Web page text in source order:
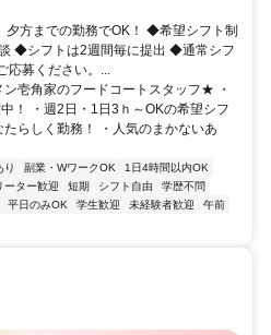
夕方までの勤務でOK！ ◆希望シフト制
◆シフトは2週間毎に提出 ◆通常シフ
募ください。...
壱角家のフードコートスタッフ★ ・
！ ・週2日・1日3ｈ～OKの希望シフ
たらしく勤務！ ・人気のまかないあ
り 副業・WワークOK
1日4時間以内OK
ーター歓迎 短期 シフト自由
学歴不問
平日のみOK 学生歓迎 未経験者歓迎
午前